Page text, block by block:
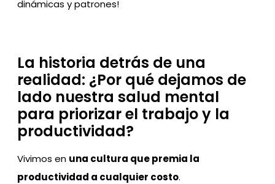
dinámicas y patrones!
La historia detrás de una
realidad: ¿Por qué dejamos de
lado nuestra salud mental
para priorizar el trabajo y la
productividad?
Vivimos en una cultura que premia la
productividad a cualquier costo.